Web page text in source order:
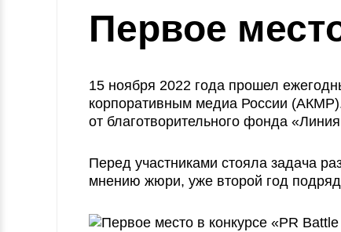
Первое
15 ноября 2022 года прошел
корпоративным медиа России
от благотворительного фонда
Перед участниками стояла задача
мнению жюри, уже второй год